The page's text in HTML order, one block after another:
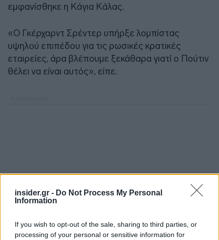
insider.gr - Do Not Process My Personal
Information
If you wish to opt-out of the sale, sharing to third parties, or
processing of your personal or sensitive information for
εμφανίσθηκε η Κάγια Κάλας.
«Ο Γκέρχαρντ Σρέντερ υπήρξε λομπίστας
υψηλού επιπέδου για τις ρωσικές κρατικές
εταιρείες, άρα βλέπουμε ξεκάθαρα γιατί ο Πούτιν
θέλει να είναι αυτός», είπε.